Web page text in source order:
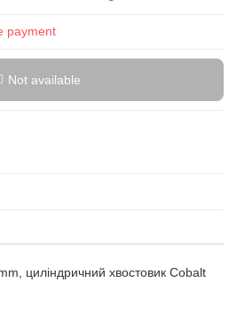
payment
Not available
циліндричний хвостовик Cobalt